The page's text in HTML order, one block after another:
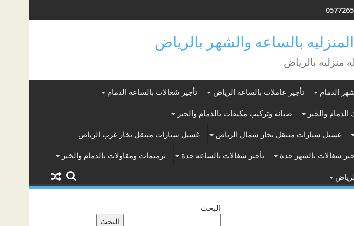
منزليه بالرياض
الدمام تأجير عاملات بالساعة الرياض تأجير شغالات بالساعة الدمام
والخبر صيانة وتركيب مكيفات بالدمام والخبر
غسيل سيارات متنقل بخار شمال الرياض غسيل سيارات متنقل بخار غرب الرياض
شغالات بالشهر جدة تأجير شغالات بالساعه جدة ترميمات ومقاولات بالدمام والخبر
البحث
البحث